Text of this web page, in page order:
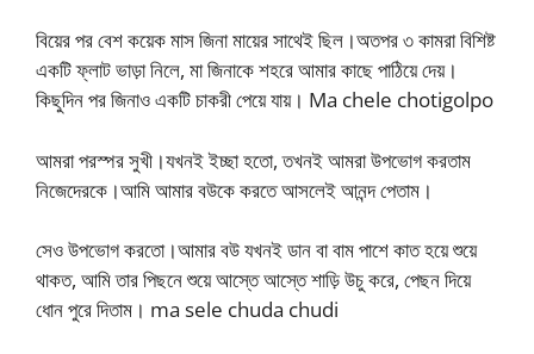
বিয়ের পর বেশ কয়েক মাস জিনা মায়ের সাথেই ছিল।অতপর ৩ কামরা বিশিষ্ট
একটি ফ্লাট ভাড়া নিলে, মা জিনাকে শহরে আমার কাছে পাঠিয়ে দেয়।
কিছুদিন পর জিনাও একটি চাকরী পেয়ে যায়। Ma chele chotigolpo
আমরা পরস্পর সুখী।যখনই ইচ্ছা হতো, তখনই আমরা উপভোগ করতাম
নিজেদেরকে।আমি আমার বউকে করতে আসলেই আনন্দ পেতাম।
সেও উপভোগ করতো।আমার বউ যখনই ডান বা বাম পাশে কাত হয়ে শুয়ে
থাকত, আমি তার পিছনে শুয়ে আস্তে আস্তে শাড়ি উচু করে, পেছন দিয়ে
ধোন পুরে দিতাম। ma sele chuda chudi